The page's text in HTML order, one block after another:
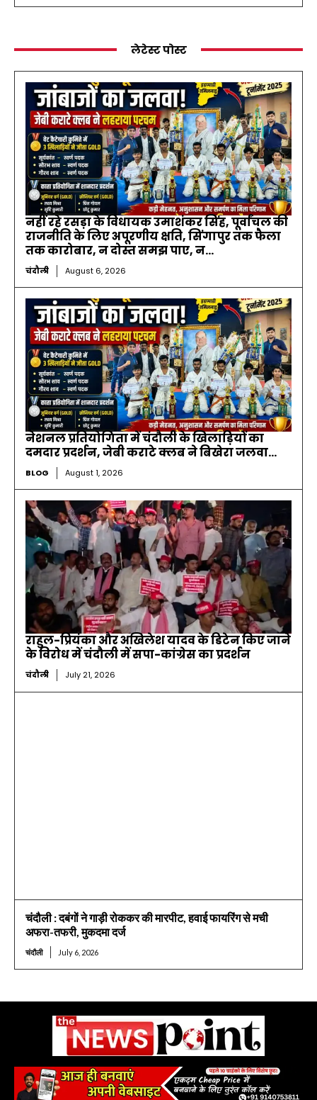
लेटेस्ट पोस्ट
नहीं रहे रसड़ा के विधायक उमाशंकर सिंह, पूर्वांचल की
राजनीति के लिए अपूरणीय क्षति, सिंगापुर तक फैला
तक कारोबार, न दोस्त समझ पाए, न...
चंदौली August 6, 2026
नेशनल प्रतियोगिता में चंदौली के खिलाड़ियों का
दमदार प्रदर्शन, जेबी कराटे क्लब ने बिखेरा जलवा…
BLOG August 1, 2026
राहुल-प्रियंका और अखिलेश यादव के डिटेन किए जाने
के विरोध में चंदौली में सपा-कांग्रेस का प्रदर्शन
चंदौली July 21, 2026
चंदौली : दबंगों ने गाड़ी रोककर की मारपीट, हवाई फायरिंग से मची
अफरा-तफरी, मुकदमा दर्ज
चंदौली July 6, 2026